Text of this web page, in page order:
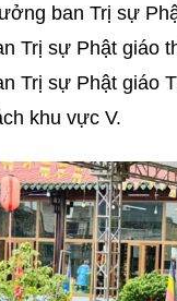
ban Trị sự
Trị sự Phật giáo
Trị sự Phật giáo
khu vực V.